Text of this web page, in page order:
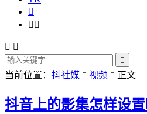

 
 

当前位置： 抖社媒  视频  正文
抖音上的影集怎样设置